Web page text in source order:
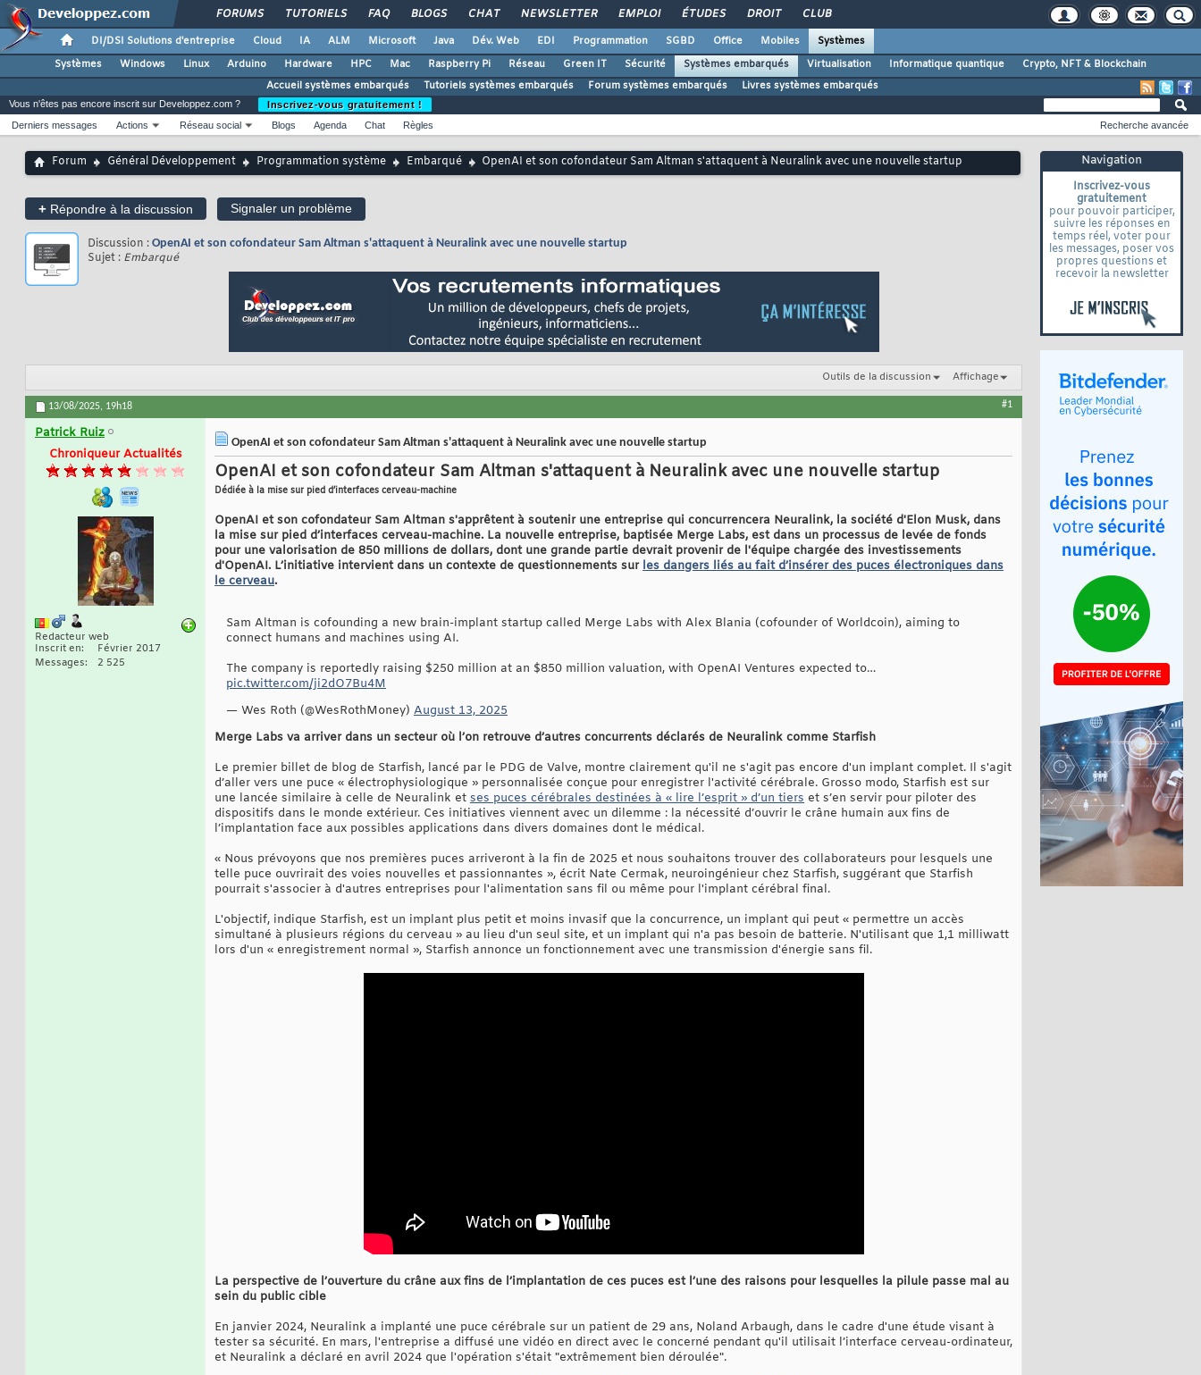
FORUMS TUTORIELS FAQ BLOGS CHAT NEWSLETTER EMPLOI ÉTUDES DROIT CLUB
DI/DSI Solutions d'entreprise Cloud IA ALM Microsoft Java Dév. Web EDI Programmation SGBD Office Mobiles
Systèmes
Systèmes
Windows Linux Arduino Hardware HPC Mac Raspberry Pi Réseau Green IT Sécurité Systèmes embarqués Virtualisation Informatique quantique
Crypto, NFT & Blockchain
Accueil systèmes embarqués
Tutoriels systèmes embarqués Forum systèmes embarqués Livres systèmes embarqués
Navigation
Inscrivez-vous
gratuitement
pour pouvoir participer,
suivre les réponses en
temps réel, voter pour
les messages, poser vos
propres questions et
recevoir la newsletter
Vous n'êtes pas encore inscrit sur Developpez.com ?
Inscrivez-vous gratuitement !
Derniers messages
Actions Réseau social Blogs Agenda Chat Règles Recherche avancée
Forum Général Développement Programmation système Embarqué OpenAI et son cofondateur Sam Altman s'attaquent à Neuralink avec une nouvelle startup
+ Répondre à la discussion Signaler un problème
Discussion : OpenAI et son cofondateur Sam Altman s'attaquent à Neuralink avec une nouvelle startup
Sujet : Embarqué
Outils de la discussion Affichage
13/08/2025, 19h18 #1
Patrick Ruiz
Chroniqueur Actualités
Redacteur web
Inscrit en
Février 2017
Messages
2 525
OpenAI et son cofondateur Sam Altman s'attaquent à Neuralink avec une nouvelle startup
OpenAI et son cofondateur Sam Altman s'attaquent à Neuralink avec une nouvelle startup
Dédiée à la mise sur pied d’interfaces cerveau-machine
OpenAI et son cofondateur Sam Altman s'apprêtent à soutenir une entreprise qui concurrencera Neuralink, la société d'Elon Musk, dans
la mise sur pied d’interfaces cerveau-machine. La nouvelle entreprise, baptisée Merge Labs, est dans un processus de levée de fonds
pour une valorisation de 850 millions de dollars, dont une grande partie devrait provenir de l'équipe chargée des investissements
d'OpenAI. L’initiative intervient dans un contexte de questionnements sur les dangers liés au fait d’insérer des puces électroniques dans
le cerveau.
Sam Altman is cofounding a new brain-implant startup called Merge Labs with Alex Blania (cofounder of Worldcoin), aiming to
connect humans and machines using AI.
The company is reportedly raising $250 million at an $850 million valuation, with OpenAI Ventures expected to…
pic.twitter.com/ji2dO7Bu4M
— Wes Roth (@WesRothMoney) August 13, 2025
Merge Labs va arriver dans un secteur où l’on retrouve d’autres concurrents déclarés de Neuralink comme Starfish
Le premier billet de blog de Starfish, lancé par le PDG de Valve, montre clairement qu'il ne s'agit pas encore d'un implant complet. Il s'agit
d’aller vers une puce « électrophysiologique » personnalisée conçue pour enregistrer l'activité cérébrale. Grosso modo, Starfish est sur
une lancée similaire à celle de Neuralink et ses puces cérébrales destinées à « lire l’esprit » d’un tiers et s’en servir pour piloter des
dispositifs dans le monde extérieur. Ces initiatives viennent avec un dilemme : la nécessité d’ouvrir le crâne humain aux fins de
l’implantation face aux possibles applications dans divers domaines dont le médical.
« Nous prévoyons que nos premières puces arriveront à la fin de 2025 et nous souhaitons trouver des collaborateurs pour lesquels une
telle puce ouvrirait des voies nouvelles et passionnantes », écrit Nate Cermak, neuroingénieur chez Starfish, suggérant que Starfish
pourrait s'associer à d'autres entreprises pour l'alimentation sans fil ou même pour l'implant cérébral final.
L'objectif, indique Starfish, est un implant plus petit et moins invasif que la concurrence, un implant qui peut « permettre un accès
simultané à plusieurs régions du cerveau » au lieu d'un seul site, et un implant qui n'a pas besoin de batterie. N'utilisant que 1,1 milliwatt
lors d'un « enregistrement normal », Starfish annonce un fonctionnement avec une transmission d'énergie sans fil.
La perspective de l’ouverture du crâne aux fins de l’implantation de ces puces est l’une des raisons pour lesquelles la pilule passe mal au
sein du public cible
En janvier 2024, Neuralink a implanté une puce cérébrale sur un patient de 29 ans, Noland Arbaugh, dans le cadre d'une étude visant à
tester sa sécurité. En mars, l'entreprise a diffusé une vidéo en direct avec le concerné pendant qu'il utilisait l’interface cerveau-ordinateur,
et Neuralink a déclaré en avril 2024 que l'opération s'était "extrêmement bien déroulée".